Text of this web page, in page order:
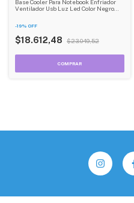
Base Cooler Para Notebook Enfriador
Ventilador Usb Luz Led Color Negro
-19% OFF
$18.612,48 $23.049,52